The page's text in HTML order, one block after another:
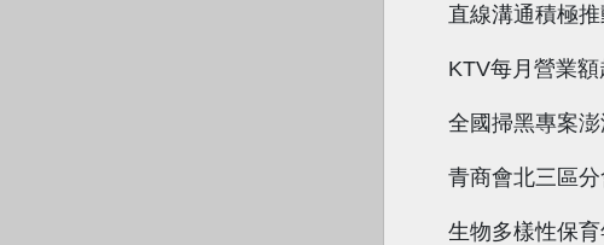
直線溝通積極
KTV每月營業
全國掃黑專案
青商會北三區
生物多樣性保